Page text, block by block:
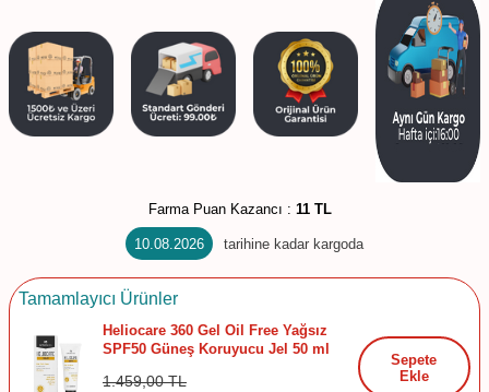
Farma Puan Kazancı : 11 TL
10.08.2026 tarihine kadar kargoda
Tamamlayıcı Ürünler
Heliocare 360 Gel Oil Free Yağsız
SPF50 Güneş Koruyucu Jel 50 ml
1.459,00TL
Sepete
Ekle